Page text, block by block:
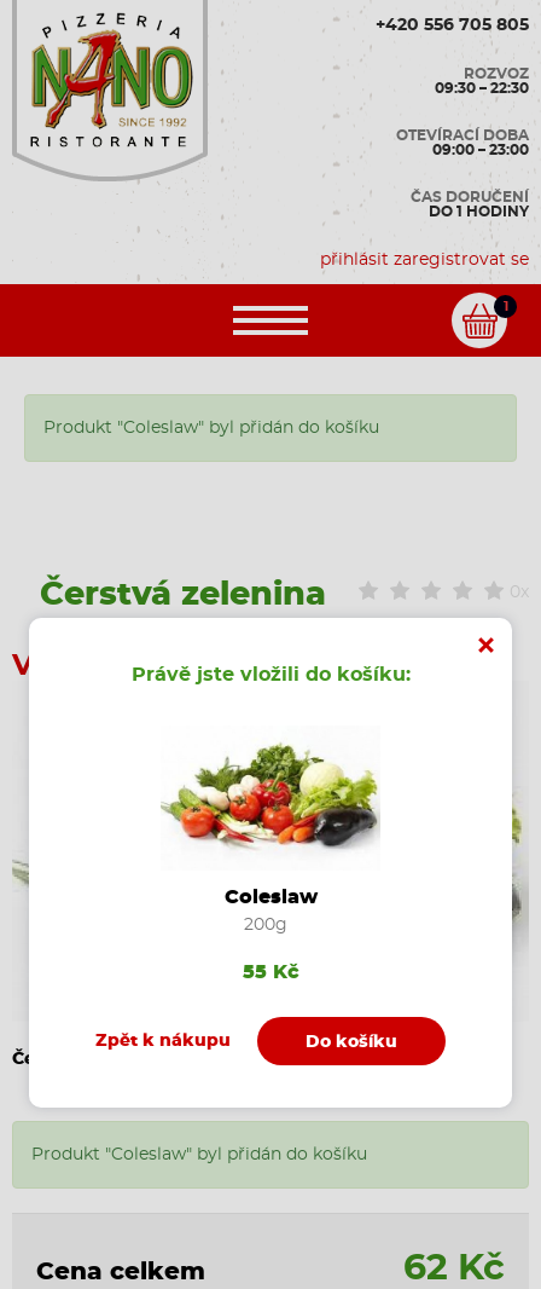
+420 556 705 805
ROZVOZ
09:30 – 22:30
OTEVÍRACÍ DOBA
09:00 – 23:00
ČAS DORUČENÍ
DO 1 HODINY
přihlásit zaregistrovat se
1
Produkt "Coleslaw" byl přidán do košíku
0x
Čerstvá zelenina
Vaše objednávka
Čerstvá zelenina
Produkt "Coleslaw" byl přidán do košíku
Cena celkem 62 Kč
Právě jste vložili do košíku:
Coleslaw
200g
55 Kč
Zpět k nákupu Do košíku